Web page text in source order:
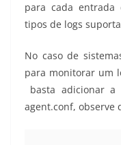
para cada entrada
tipos de logs
No caso de
para monitorar um
basta adicionar a
agent.conf, observe